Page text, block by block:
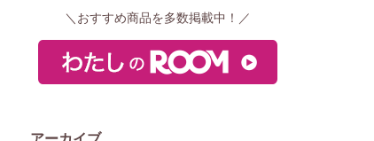
＼おすすめ商品を多数掲載中！／